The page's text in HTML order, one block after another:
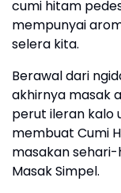
cumi hitam
mempunyai
selera kita.
Berawal dari
akhirnya masak
perut ileran kalo
membuat Cumi
masakan sehari-
Masak Simpel.